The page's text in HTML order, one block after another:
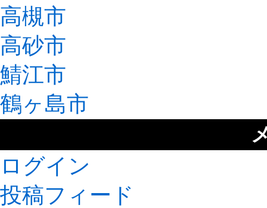
高槻市
高砂市
鯖江市
鶴ヶ島市
ログイン
投稿フィード